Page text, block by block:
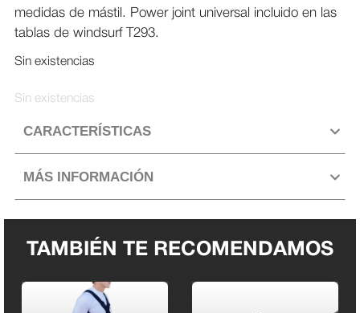
medidas de mástil. Power joint universal incluido en las
tablas de windsurf T293.
Sin existencias
Sin existencias
CARACTERÍSTICAS
MÁS INFORMACIÓN
TAMBIÉN TE RECOMENDAMOS